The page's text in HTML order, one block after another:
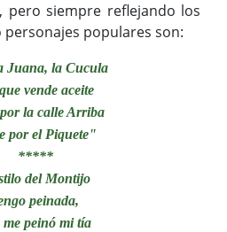
pero siempre reflejando los
populares son:
Juana, la Cucula
vende aceite
la calle Arriba
por el Piquete"
*****
del Montijo
peinada,
me peinó mi tía